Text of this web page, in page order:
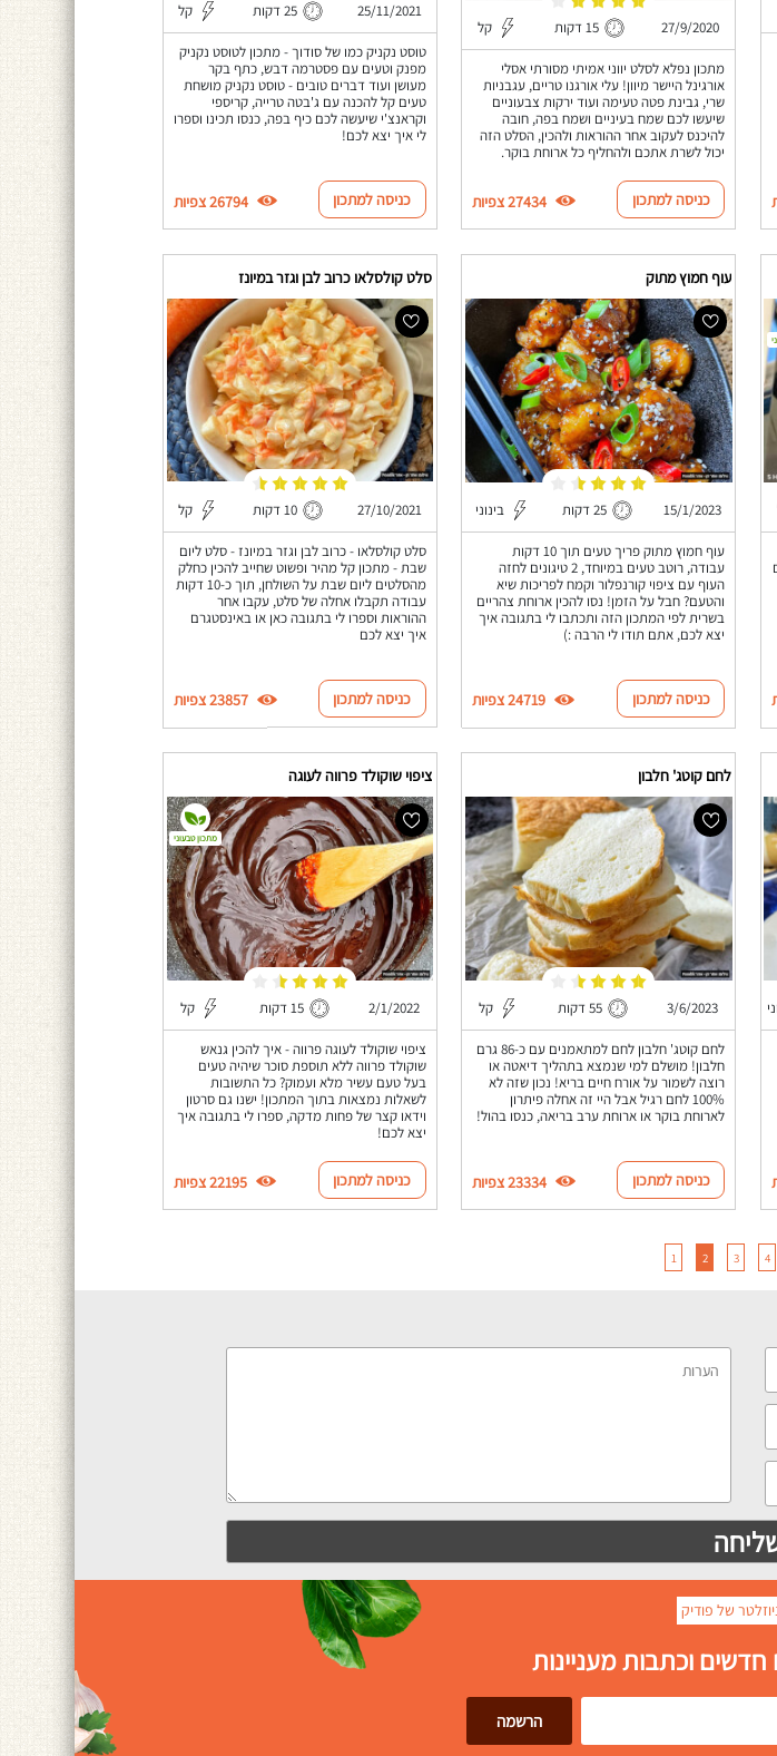
27/9/2020 15 דקות קל
מתכון נפלא לסלט יווני אמיתי מסורתי אסלי
אורגינל היישר מיוון! עלי אורגנו טריים, עגבניות
שרי, גבינת פטה טעימה ועוד ירקות צבעוניים
שיעשו לכם שמח בעיניים ושמח בפה, חובה
להיכנס לעקוב אחר ההוראות ולהכין, הסלט הזה
יכול לשרת אתכם ולהחליף כל ארוחת בוקר.
כניסה למתכון 27434 צפיות
25/11/2021 25 דקות קל
טוסט נקניק כמו של סודוך - מתכון לטוסט נקניק
מפנק וטעים עם פסטרמה דבש, כתף בקר
מעושן ועוד דברים טובים - טוסט נקניק מושחת
טעים קל להכנה עם ג'בטה טרייה, קריספי
וקראנצ'י שיעשה לכם כיף בפה, כנסו תכינו וספרו
לי איך יצא לכם!
כניסה למתכון 26794 צפיות
עוף חמוץ מתוק
15/1/2023 25 דקות בינוני
עוף חמוץ מתוק פריך טעים תוך 10 דקות
עבודה, רוטב טעים במיוחד, 2 טיגונים לחזה
העוף עם ציפוי קורנפלור וקמח לפריכות שיא
והטעם? חבל על הזמן! נסו להכין ארוחת צהריים
בשרית לפי המתכון הזה ותכתבו לי בתגובה איך
יצא לכם, אתם תודו לי הרבה :)
כניסה למתכון 24719 צפיות
סלט קולסלאו כרוב לבן וגזר במיונז
27/10/2021 10 דקות קל
סלט קולסלאו - כרוב לבן וגזר במיונז - סלט ליום
שבת - מתכון קל מהיר ופשוט שחייב להכין כחלק
מהסלטים ליום שבת על השולחן, תוך כ-10 דקות
עבודה תקבלו אחלה של סלט, עקבו אחר
ההוראות וספרו לי בתגובה כאן או באינסטגרם
איך יצא לכם
כניסה למתכון 23857 צפיות
לחם קוטג' חלבון
3/6/2023 55 דקות קל
לחם קוטג' חלבון לחם למתאמנים עם כ-86 גרם
חלבון! מושלם למי שנמצא בתהליך דיאטה או
רוצה לשמור על אורח חיים בריא! נכון שזה לא
100% לחם רגיל אבל היי זה אחלה פיתרון
לארוחת בוקר או ארוחת ערב בריאה, כנסו בהול!
כניסה למתכון 23334 צפיות
ציפוי שוקולד פרווה לעוגה
2/1/2022 15 דקות קל
ציפוי שוקולד לעוגה פרווה - איך להכין גנאש
שוקולד פרווה ללא תוספת סוכר שיהיה טעים
בעל טעם עשיר מלא ועמוק? כל התשובות
לשאלות נמצאות בתוך המתכון! ישנו גם סרטון
וידאו קצר של פחות מדקה, ספרו לי בתגובה איך
יצא לכם!
מתכון טבעוני
כניסה למתכון 22195 צפיות
1 2 3 4
של פודיק
חדשים וכתבות מעניינות